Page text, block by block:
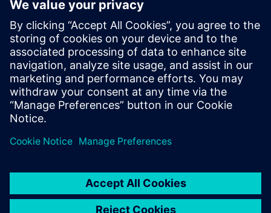
Forutsetninger
salgsdokumentasjon
mekaniske, elektriske og rørleggerplaner
2D/3D tegninger, skjemaer, modeller, spesifikasjoner
eksisterende nettstedsdatabase og detaljer
kundekrav